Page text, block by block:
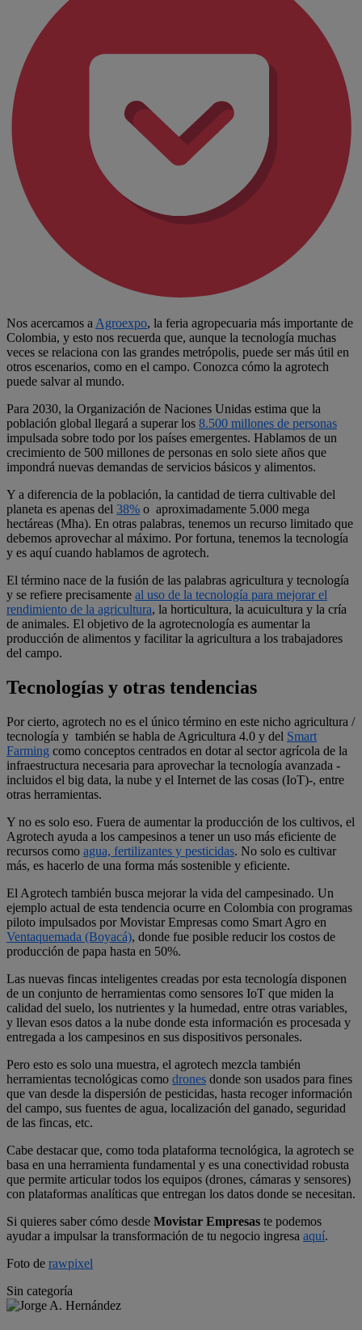
Nos acercamos a Agroexpo, la feria agropecuaria más importante de
Colombia, y esto nos recuerda que, aunque la tecnología muchas
veces se relaciona con las grandes metrópolis, puede ser más útil en
otros escenarios, como en el campo. Conozca cómo la agrotech
puede salvar al mundo.
Para 2030, la Organización de Naciones Unidas estima que la
población global llegará a superar los 8.500 millones de personas
impulsada sobre todo por los países emergentes. Hablamos de un
crecimiento de 500 millones de personas en solo siete años que
impondrá nuevas demandas de servicios básicos y alimentos.
Y a diferencia de la población, la cantidad de tierra cultivable del
planeta es apenas del 38% o aproximadamente 5.000 mega
hectáreas (Mha). En otras palabras, tenemos un recurso limitado que
debemos aprovechar al máximo. Por fortuna, tenemos la tecnología
y es aquí cuando hablamos de agrotech.
El término nace de la fusión de las palabras agricultura y tecnología
y se refiere precisamente al uso de la tecnología para mejorar el
rendimiento de la agricultura, la horticultura, la acuicultura y la cría
de animales. El objetivo de la agrotecnología es aumentar la
producción de alimentos y facilitar la agricultura a los trabajadores
del campo.
Tecnologías y otras tendencias
Por cierto, agrotech no es el único término en este nicho agricultura /
tecnología y también se habla de Agricultura 4.0 y del Smart
Farming como conceptos centrados en dotar al sector agrícola de la
infraestructura necesaria para aprovechar la tecnología avanzada -
incluidos el big data, la nube y el Internet de las cosas (IoT)-, entre
otras herramientas.
Y no es solo eso. Fuera de aumentar la producción de los cultivos, el
Agrotech ayuda a los campesinos a tener un uso más eficiente de
recursos como agua, fertilizantes y pesticidas. No solo es cultivar
más, es hacerlo de una forma más sostenible y eficiente.
El Agrotech también busca mejorar la vida del campesinado. Un
ejemplo actual de esta tendencia ocurre en Colombia con programas
piloto impulsados por Movistar Empresas como Smart Agro en
Ventaquemada (Boyacá), donde fue posible reducir los costos de
producción de papa hasta en 50%.
Las nuevas fincas inteligentes creadas por esta tecnología disponen
de un conjunto de herramientas como sensores IoT que miden la
calidad del suelo, los nutrientes y la humedad, entre otras variables,
y llevan esos datos a la nube donde esta información es procesada y
entregada a los campesinos en sus dispositivos personales.
Pero esto es solo una muestra, el agrotech mezcla también
herramientas tecnológicas como drones donde son usados para fines
que van desde la dispersión de pesticidas, hasta recoger información
del campo, sus fuentes de agua, localización del ganado, seguridad
de las fincas, etc.
Cabe destacar que, como toda plataforma tecnológica, la agrotech se
basa en una herramienta fundamental y es una conectividad robusta
que permite articular todos los equipos (drones, cámaras y sensores)
con plataformas analíticas que entregan los datos donde se necesitan.
Si quieres saber cómo desde Movistar Empresas te podemos
ayudar a impulsar la transformación de tu negocio ingresa aquí.
Foto de rawpixel
Sin categoría